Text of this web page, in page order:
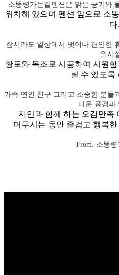
소똥령가는길펜션은 맑은 공기와
위치해 있으며 펜션 앞으로 소
다.
잠시라도 일상에서 벗어나 편안한
외시
황토와 목조로 시공하여 시원
릴 수 있도록
가족 연인 친구 그리고 소중한 분들
다운 풍경과
자연과 함께 하는 오감만족
머무시는 동안 즐겁고 행복
From. 소똥